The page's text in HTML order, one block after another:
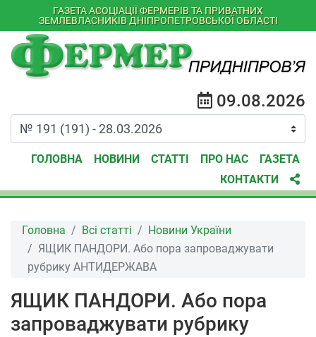
ГАЗЕТА АСОЦІАЦІЇ ФЕРМЕРІВ ТА ПРИВАТНИХ
ЗЕМЛЕВЛАСНИКІВ ДНІПРОПЕТРОВСЬКОЇ ОБЛАСТІ
09.08.2026
ГОЛОВНА НОВИНИ СТАТТІ ПРО НАС
ГАЗЕТА
КОНТАКТИ
Головна Всі статті
Новини України
ЯЩИК ПАНДОРИ. Або пора запроваджувати
рубрику АНТИДЕРЖАВА
ЯЩИК ПАНДОРИ. Або пора
запроваджувати рубрику